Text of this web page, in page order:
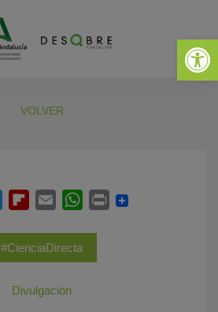
Abrir
VOLVER
#CienciaDirecta
Divulgación